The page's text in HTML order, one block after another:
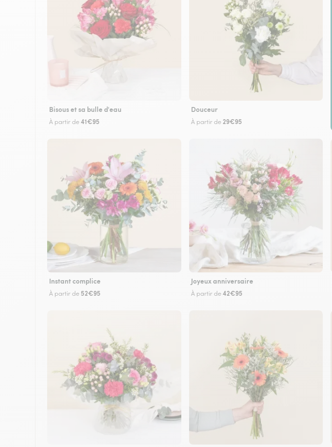
Bisous et sa bulle d'eau
À partir de41€95
Douceur
À partir de 29€95
Instant complice
À partir de 52€95
Joyeux anniversaire
À partir de42€95